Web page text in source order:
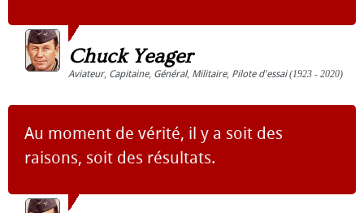
Chuck Yeager
Aviateur, Capitaine, Général, Militaire, Pilote d'essai(1923 - 2020)
Au moment de vérité, il y a soit des
raisons, soit des résultats.